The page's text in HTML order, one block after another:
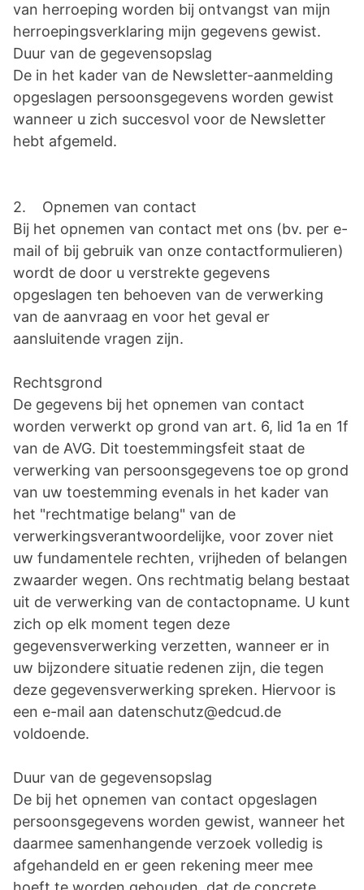
van herroeping worden bij ontvangst van mijn
herroepingsverklaring mijn gegevens gewist.
Duur van de gegevensopslag
De in het kader van de Newsletter-aanmelding
opgeslagen persoonsgegevens worden gewist
wanneer u zich succesvol voor de Newsletter
hebt afgemeld.
2. Opnemen van contact
Bij het opnemen van contact met ons (bv. per e-
mail of bij gebruik van onze contactformulieren)
wordt de door u verstrekte gegevens
opgeslagen ten behoeven van de verwerking
van de aanvraag en voor het geval er
aansluitende vragen zijn.
Rechtsgrond
De gegevens bij het opnemen van contact
worden verwerkt op grond van art. 6, lid 1a en 1f
van de AVG. Dit toestemmingsfeit staat de
verwerking van persoonsgegevens toe op grond
van uw toestemming evenals in het kader van
het "rechtmatige belang" van de
verwerkingsverantwoordelijke, voor zover niet
uw fundamentele rechten, vrijheden of belangen
zwaarder wegen. Ons rechtmatig belang bestaat
uit de verwerking van de contactopname. U kunt
zich op elk moment tegen deze
gegevensverwerking verzetten, wanneer er in
uw bijzondere situatie redenen zijn, die tegen
deze gegevensverwerking spreken. Hiervoor is
een e-mail aan datenschutz@edcud.de
voldoende.
Duur van de gegevensopslag
De bij het opnemen van contact opgeslagen
persoonsgegevens worden gewist, wanneer het
daarmee samenhangende verzoek volledig is
afgehandeld en er geen rekening meer mee